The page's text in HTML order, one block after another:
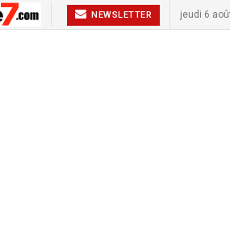
NEWSLETTER jeudi 6